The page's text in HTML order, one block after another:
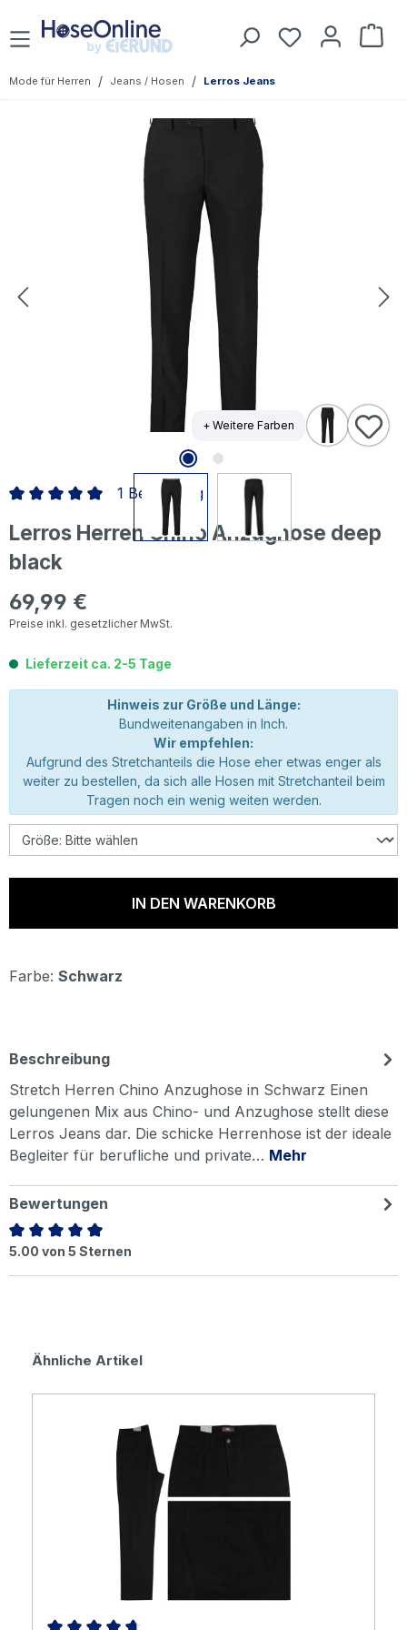
Zum Hauptinhalt springen Du hast 0
Mode für Herren / Jeans / Hosen / Lerros Jeans
Bildergalerie überspringen
+ Weitere Farben
Lerros Herren Chino Anzughose deep
black
Regulärer Preis:
69,99 €
Preise inkl. gesetzlicher MwSt.
Durchschnittliche Bewertung von 5 von 5 Sternen
1 Bewertung
Lieferzeit ca. 2-5 Tage
Hinweis zur Größe und Länge:
Bundweitenangaben in Inch.
Wir empfehlen:
Aufgrund des Stretchanteils die Hose eher etwas enger als
weiter zu bestellen, da sich alle Hosen mit Stretchanteil beim
Tragen noch ein wenig weiten werden.
IN DEN WARENKORB
Farbe: Schwarz
Beschreibung
Stretch Herren Chino Anzughose in Schwarz Einen
gelungenen Mix aus Chino- und Anzughose stellt diese
Lerros Jeans dar. Die schicke Herrenhose ist der ideale
Begleiter für berufliche und private… Mehr
Bewertungen
Durchschnittliche Bewertung von 5 von 5 Sternen
5.00 von 5 Sternen
Produktgalerie überspringen
Ähnliche Artikel